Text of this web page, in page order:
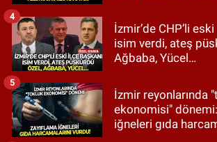
İzmir’de CHP’li
isim verdi, ateş
Ağbaba, Yücel…
4
İzmir reyonlarında
ekonomisi"
iğneleri gıda
5